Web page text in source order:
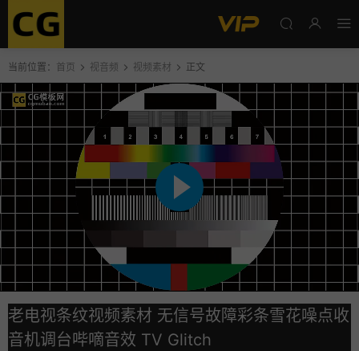
当前位置： 首页 视音频 视频素材 正文
老电视条纹视频素材 无信号故障彩条雪花噪点收
音机调台哔嘀音效 TV Glitch